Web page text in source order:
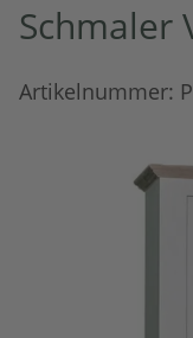
Schmaler
Artikelnummer: